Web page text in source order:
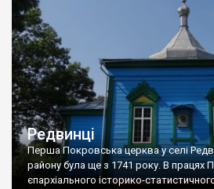
Редвинці
Перша Покровська церква у селі
району була ще з 1741 року. В працях
єпархіального історико-